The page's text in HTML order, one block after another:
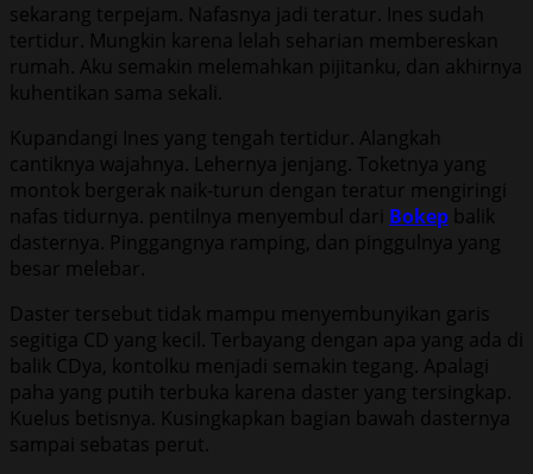
sekarang terpejam. Nafasnya jadi teratur. Ines sudah
tertidur. Mungkin karena lelah seharian membereskan
rumah. Aku semakin melemahkan pijitanku, dan akhirnya
kuhentikan sama sekali.
Kupandangi Ines yang tengah tertidur. Alangkah
cantiknya wajahnya. Lehernya jenjang. Toketnya yang
montok bergerak naik-turun dengan teratur mengiringi
nafas tidurnya. pentilnya menyembul dari Bokep balik
dasternya. Pinggangnya ramping, dan pinggulnya yang
besar melebar.
Daster tersebut tidak mampu menyembunyikan garis
segitiga CD yang kecil. Terbayang dengan apa yang ada di
balik CDya, kontolku menjadi semakin tegang. Apalagi
paha yang putih terbuka karena daster yang tersingkap.
Kuelus betisnya. Kusingkapkan bagian bawah dasternya
sampai sebatas perut.